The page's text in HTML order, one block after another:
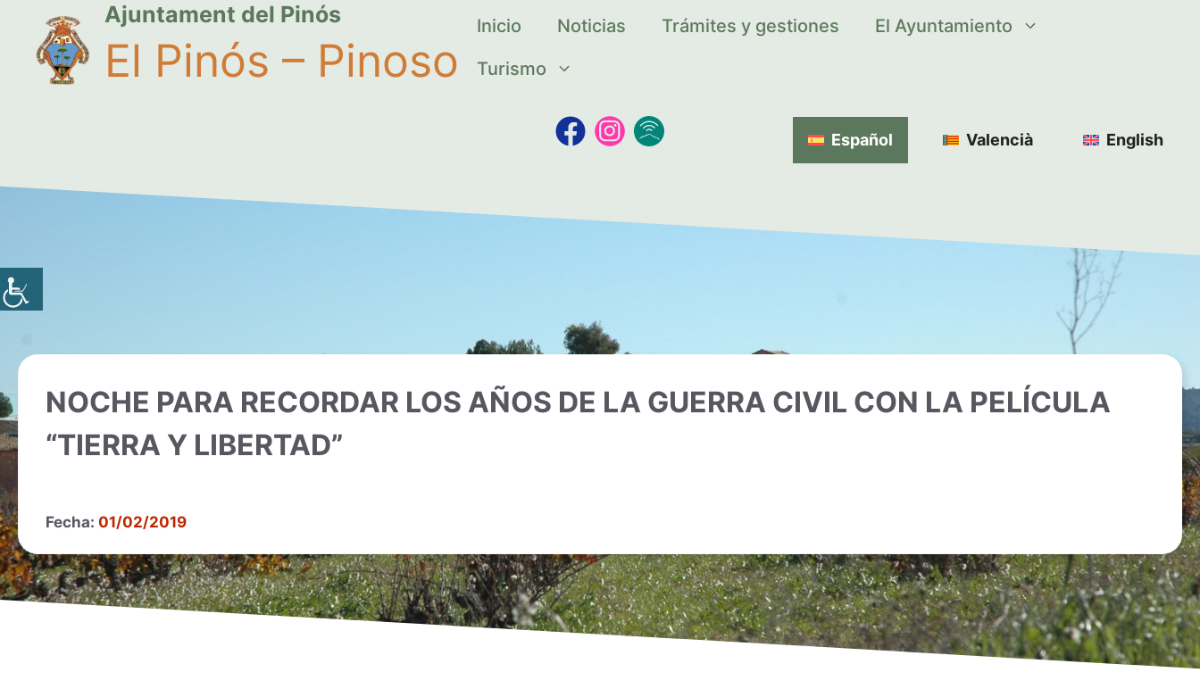
Ajuntament del Pinós
El Pinós – Pinoso
Inicio Noticias Trámites y gestiones
El Ayuntamiento
Turismo
Español Valencià English
NOCHE PARA RECORDAR LOS AÑOS DE LA GUERRA CIVIL CON LA PELÍCULA
“TIERRA Y LIBERTAD”
Fecha: 01/02/2019